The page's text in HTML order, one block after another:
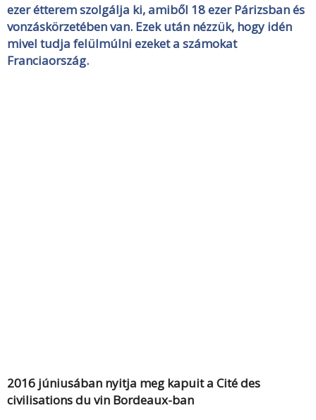
ezer étterem szolgálja ki, amiből 18 ezer Párizsban és
vonzáskörzetében van. Ezek után nézzük, hogy idén
mivel tudja felülmúlni ezeket a számokat
Franciaország.
2016 júniusában nyitja meg kapuit a Cité des
civilisations du vin Bordeaux-ban